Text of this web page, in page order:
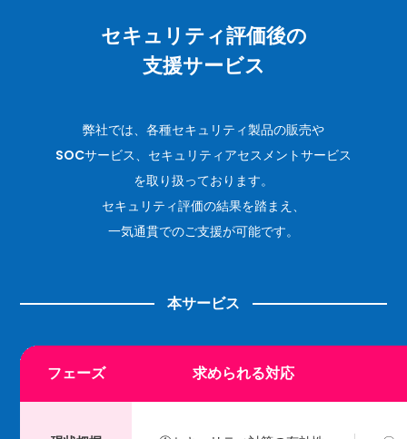
セキュリティ評価後の
支援サービス
弊社では、各種セキュリティ製品の販売や
SOCサービス、セキュリティアセスメントサービス
を取り扱っております。
セキュリティ評価の結果を踏まえ、
一気通貫でのご支援が可能です。
本サービス
フェーズ 求められる対応